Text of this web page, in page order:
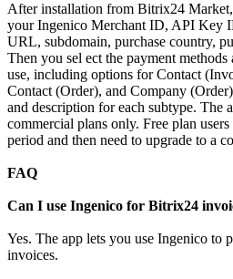
After installation from Bitrix24
your Ingenico Merchant ID, API Key
URL, subdomain, purchase country,
Then you sel ect the payment
use, including options for Contact
Contact (Order), and Company
and description for each subtype.
commercial plans only. Free plan
period and then need to upgrade to a
FAQ
Can I use Ingenico for Bitrix24
Yes. The app lets you use Ingenico to
invoices.